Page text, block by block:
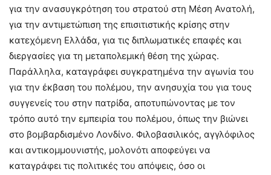
για την ανασυγκρότηση του στρατού στη Μέση Ανατολή,
για την αντιμετώπιση της επισιτιστικής κρίσης στην
κατεχόμενη Ελλάδα, για τις διπλωματικές επαφές και
διεργασίες για τη μεταπολεμική θέση της χώρας.
Παράλληλα, καταγράφει συγκρατημένα την αγωνία του
για την έκβαση του πολέμου, την ανησυχία του για τους
συγγενείς του στην πατρίδα, αποτυπώνοντας με τον
τρόπο αυτό την εμπειρία του πολέμου, όπως την βιώνει
στο βομβαρδισμένο Λονδίνο. Φιλοβασιλικός, αγγλόφιλος
και αντικομμουνιστής, μολονότι αποφεύγει να
καταγράφει τις πολιτικές του απόψεις, όσο οι